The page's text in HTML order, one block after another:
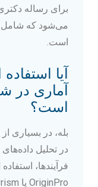
می‌شود که شامل
است.
آیا
آماری در
است؟
بله، در بسیاری
در تحلیل
فرآیندها،